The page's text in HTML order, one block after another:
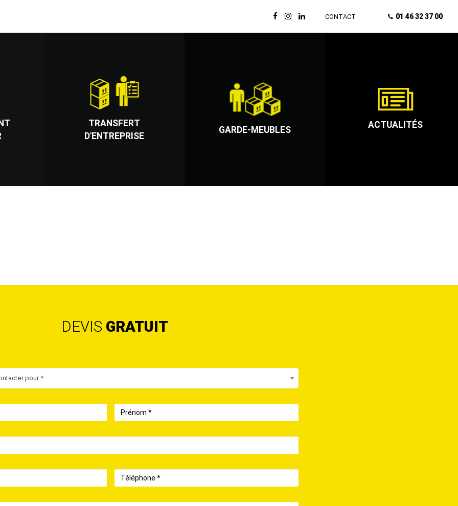
CONTACT 01 46 32 37 00
TRANSFERT
D'ENTREPRISE
GARDE-MEUBLES ACTUALITÉS
DEVIS GRATUIT
pour *
Prénom
Téléphone